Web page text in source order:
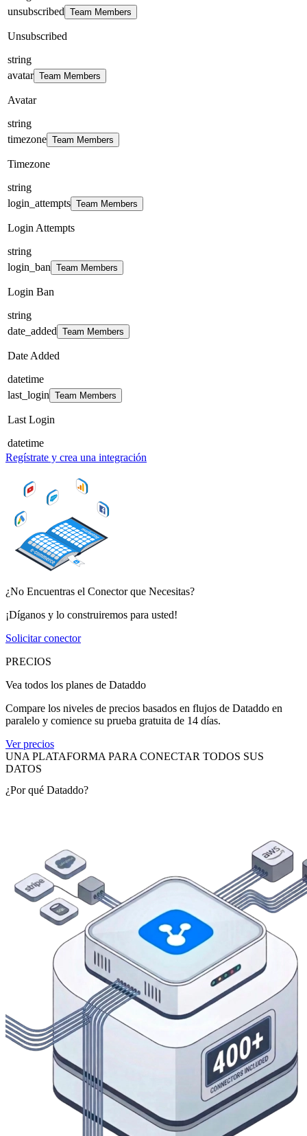
unsubscribed Team Members
Unsubscribed
string
avatar Team Members
Avatar
string
timezone Team Members
Timezone
string
login_attempts Team Members
Login Attempts
string
login_ban Team Members
Login Ban
string
date_added Team Members
Date Added
datetime
last_login Team Members
Last Login
datetime
Regístrate y crea una integración
¿No Encuentras el Conector que Necesitas?
¡Díganos y lo construiremos para usted!
Solicitar conector
PRECIOS
Vea todos los planes de Dataddo
Compare los niveles de precios basados en flujos de Dataddo en
paralelo y comience su prueba gratuita de 14 días.
Ver precios
UNA PLATAFORMA PARA CONECTAR TODOS SUS
DATOS
¿Por qué Dataddo?